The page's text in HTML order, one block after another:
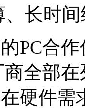
长时
合作
商全部
硬件需